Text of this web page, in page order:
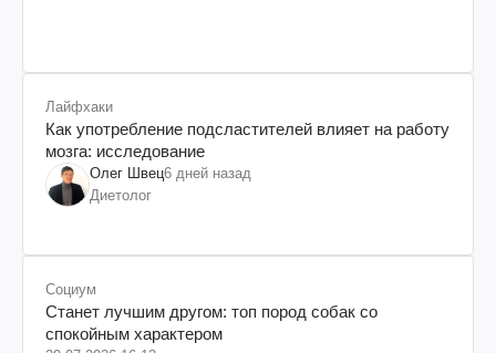
Лайфхаки
Как употребление подсластителей влияет на работу
мозга: исследование
Олег Швец6 дней назад
Диетолог
Социум
Станет лучшим другом: топ пород собак со
спокойным характером